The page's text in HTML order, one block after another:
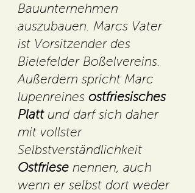
Bauunternehmen
auszubauen. Marcs Vater
ist Vorsitzender des
Bielefelder Boßelvereins.
Außerdem spricht Marc
lupenreines ostfriesisches
Plattund darf sich daher
mit vollster
Selbstverständlichkeit
Ostfriese nennen, auch
wenn er selbst dort weder